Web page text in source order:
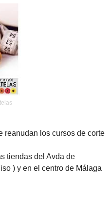
reanudan los cursos de corte
tiendas del Avda de
) y en el centro de Málaga